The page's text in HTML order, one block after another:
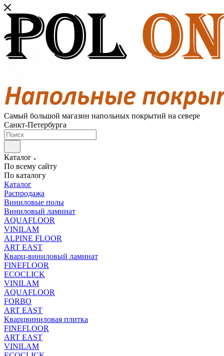
Самый большой магазин напольных покрытий на севере
Санкт-Петербурга
Каталог
По всему сайту
По каталогу
Каталог
Распродажа
Виниловые полы
Виниловый ламинат
AQUAFLOOR
VINILAM
ALPINE FLOOR
ART EAST
Кварц-виниловый ламинат
FINEFLOOR
ECOCLICK
VINILAM
AQUAFLOOR
FORBO
ART EAST
Кварцвиниловая плитка
FINEFLOOR
ART EAST
VINILAM